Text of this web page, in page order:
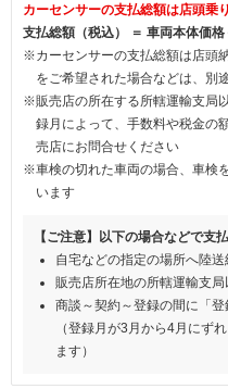
カーセンサーの支払総額は店頭乗
支払総額（税込） ＝ 車両本体価格
※カーセンサーの支払総額は店頭
をご希望された場合などは、別
※販売店の所在する所轄運輸支局
録月によって、手数料や税金の
売店にお問合せください
※車検の切れた車両の場合、車検
います
【ご注意】以下の場合などで支
自宅などの指定の場所へ陸
販売店所在地の所轄運輸支
商談～契約～登録の間に「
（登録月が3月から4月にず
ます）